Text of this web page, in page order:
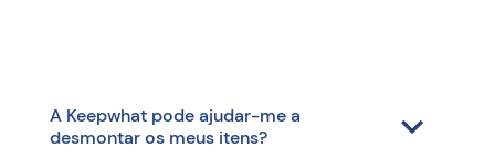
A Keepwhat pode ajudar-me a
desmontar os meus itens?